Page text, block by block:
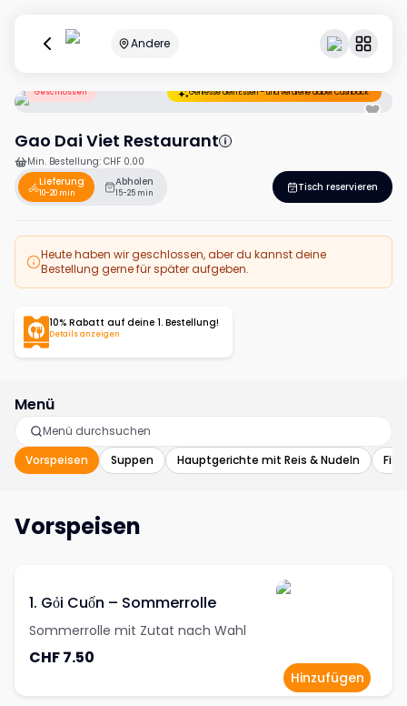
Andere
Geschlossen Geniesse dein Essen – und verdiene dabei Cashback.
Gao Dai Viet Restaurant
Min. Bestellung: CHF 0.00
Lieferung
10-20 min
Abholen
15-25 min Tisch reservieren
Heute haben wir geschlossen, aber du kannst deine
Bestellung gerne für später aufgeben.
10% Rabatt auf deine 1. Bestellung!
Details anzeigen
Menü
Vorspeisen Suppen Hauptgerichte mit Reis & Nudeln
Vorspeisen
1. Gỏi Cuốn – Sommerrolle
Sommerrolle mit Zutat nach Wahl
CHF 7.50
Hinzufügen